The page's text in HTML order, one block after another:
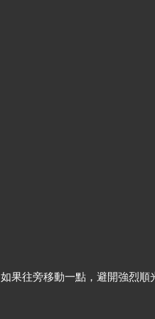
如果往旁移動一點，避開強烈順